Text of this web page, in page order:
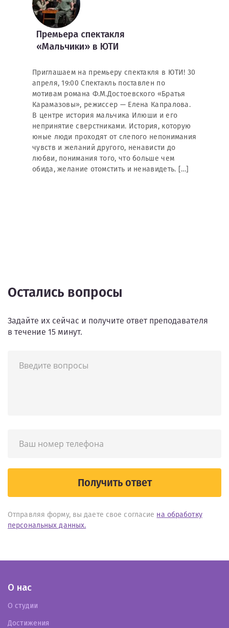
Премьера спектакля
«Мальчики» в ЮТИ
Приглашаем на премьеру спектакля в ЮТИ! 30
апреля, 19:00 Спектакль поставлен по
мотивам романа Ф.М.Достоевского «Братья
Карамазовы», режиссер — Елена Капралова.
В центре история мальчика Илюши и его
непринятие сверстниками. История, которую
юные люди проходят от слепого непонимания
чувств и желаний другого, ненависти до
любви, понимания того, что больше чем
обида, желание отомстить и ненавидеть. […]
Остались вопросы
Задайте их сейчас и получите ответ преподавателя
в течение 15 минут.
Получить ответ
Отправляя форму, вы даете свое согласие на обработку
персональных данных.
О нас
О студии
Достижения